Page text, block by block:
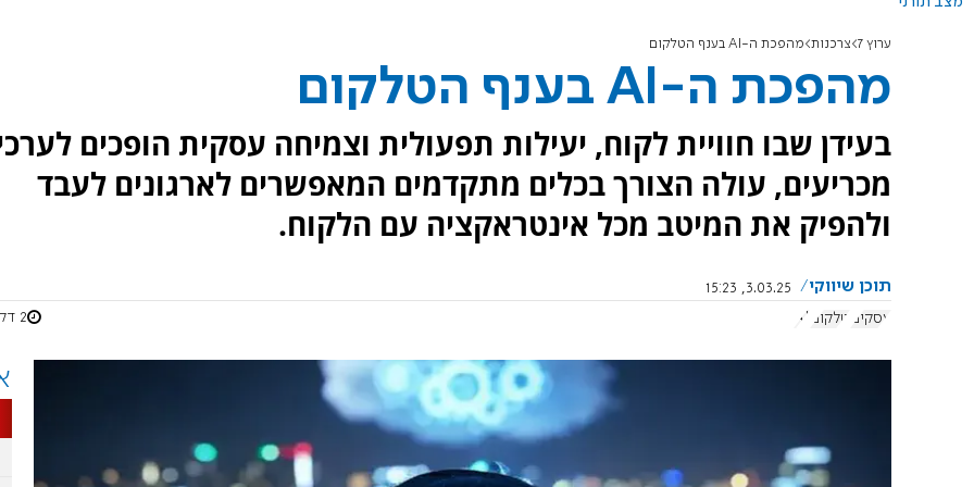
ערוץ 7 צרכנות מהפכת ה-AI בענף הטלקום
מהפכת ה-AI בענף הטלקום
בעידן שבו חוויית לקוח, יעילות תפעולית וצמיחה עסקית הופכים
מכריעים, עולה הצורך בכלים מתקדמים המאפשרים לארגונים לעבד
ולהפיק את המיטב מכל אינטראקציה עם הלקוח.
תוכן שיווקי
3.03.25, 15:23
עסקים טלקום AI 2 דקות